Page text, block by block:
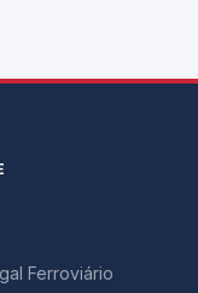
Ferroviário